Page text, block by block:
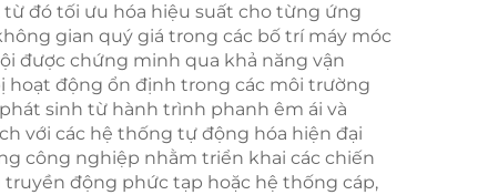
đó tối ưu hóa hiệu suất cho từng ứng
gian quý giá trong các bố trí máy móc
được chứng minh qua khả năng vận
hoạt động ổn định trong các môi trường
sinh từ hành trình phanh êm ái và
với các hệ thống tự động hóa hiện đại
công nghiệp nhằm triển khai các chiến
động phức tạp hoặc hệ thống cáp,